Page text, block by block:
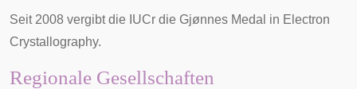
Seit 2008 vergibt die IUCr die Gjønnes Medal in Electron
Crystallography.
Regionale Gesellschaften